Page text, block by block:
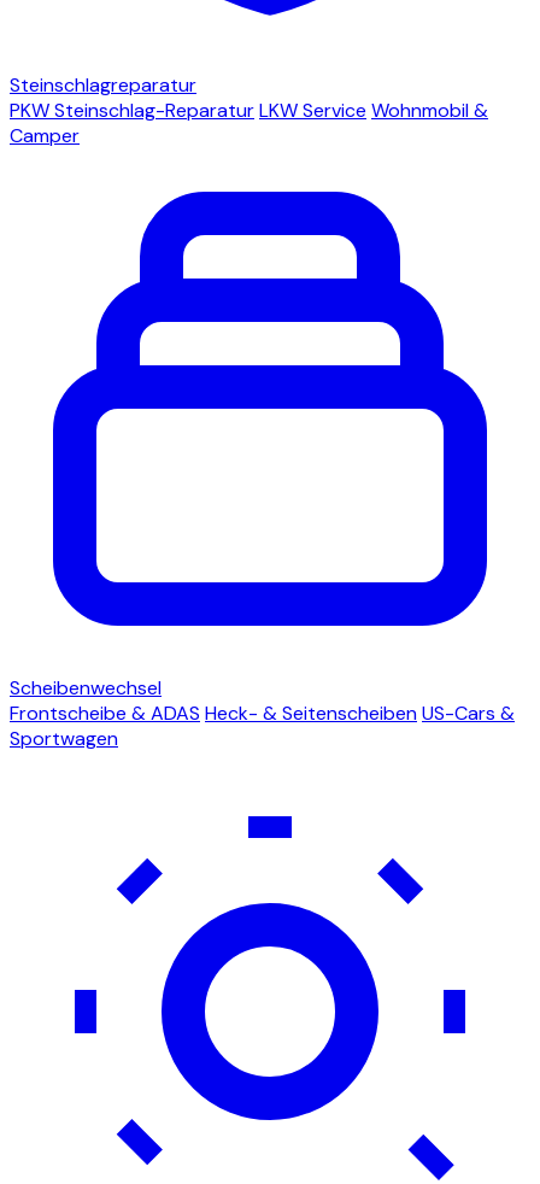
Steinschlagreparatur
PKW Steinschlag-ReparaturLKW Service Wohnmobil &
Camper
Scheibenwechsel
Frontscheibe & ADAS Heck- & SeitenscheibenUS-Cars &
Sportwagen